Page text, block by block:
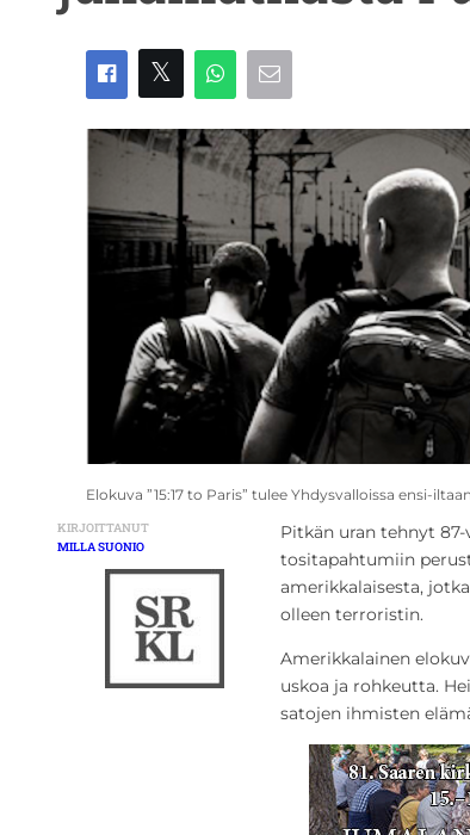
Elokuva ”15:17 to Paris” tulee Yhdysvalloissa ensi-
KIRJOITTANUT
MILLA SUONIO
Pitkän uran tehnyt
tositapahtumiin
amerikkalaisesta,
olleen terroristin.
Amerikkalainen
uskoa ja rohkeutta.
satojen ihmisten